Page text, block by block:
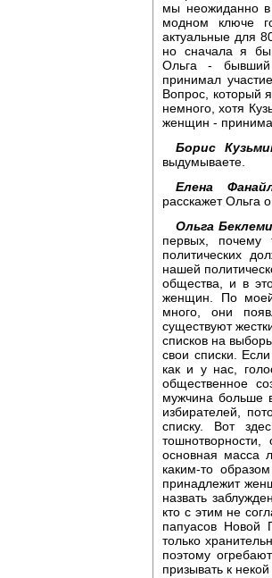
мы неожиданно в
модном ключе
актуальные для
но сначала я
Ольга - бывший
принимал
Вопрос, который
немного, хотя
женщин -
Борис
выдумываете.
Елена
расскажет Ольга
Ольга
первых,
политических
нашей
общества, и в
женщин. По
много, они
существуют
списков на
свои списки.
как и у нас,
общественное
мужчина больше
избирателей,
списку. Вот
основная масса
каким-то
принадлежит
назвать
кто с этим не
папуасов Новой
только
поэтому
призывать к